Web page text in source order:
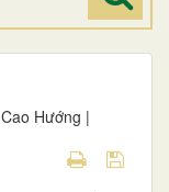
Cao Hướng |